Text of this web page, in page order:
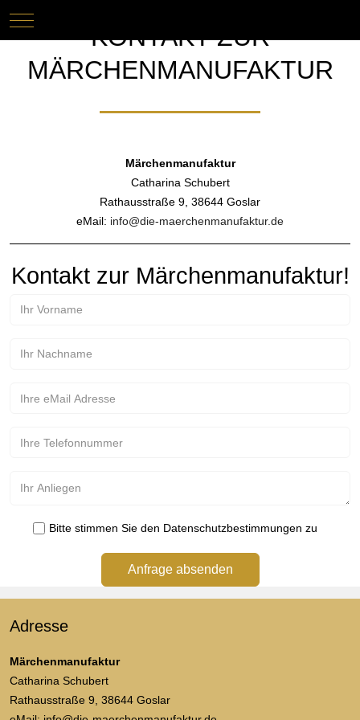
Mobile Menu Toggle
KONTAKT ZUR
MÄRCHENMANUFAKTUR
Märchenmanufaktur
Catharina Schubert
Rathausstraße 9, 38644 Goslar
eMail: info@die-maerchenmanufaktur.de
Kontakt zur Märchenmanufaktur!
Bitte stimmen Sie den Datenschutzbestimmungen zu
Anfrage absenden
Adresse
Märchenmanufaktur
Catharina Schubert
Rathausstraße 9, 38644 Goslar